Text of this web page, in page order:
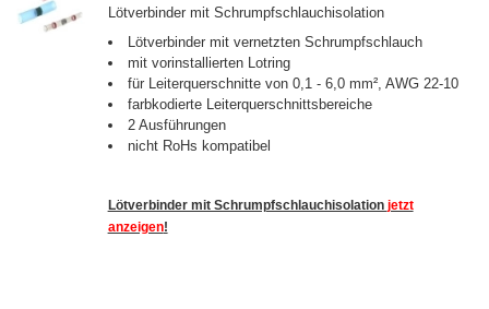
Lötverbinder mit Schrumpfschlauchisolation
Lötverbinder mit vernetzten Schrumpfschlauch
mit vorinstallierten Lotring
für Leiterquerschnitte von 0,1 - 6,0 mm², AWG 22-10
farbkodierte Leiterquerschnittsbereiche
2 Ausführungen
nicht RoHs kompatibel
Lötverbinder mit Schrumpfschlauchisolation jetzt
anzeigen!